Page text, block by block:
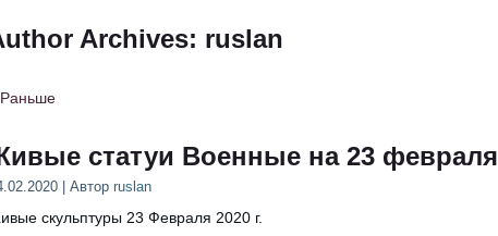
Archives: ruslan
статуи Военные на 23 февраля
| Автор ruslan
скульптуры 23 Февраля 2020 г.